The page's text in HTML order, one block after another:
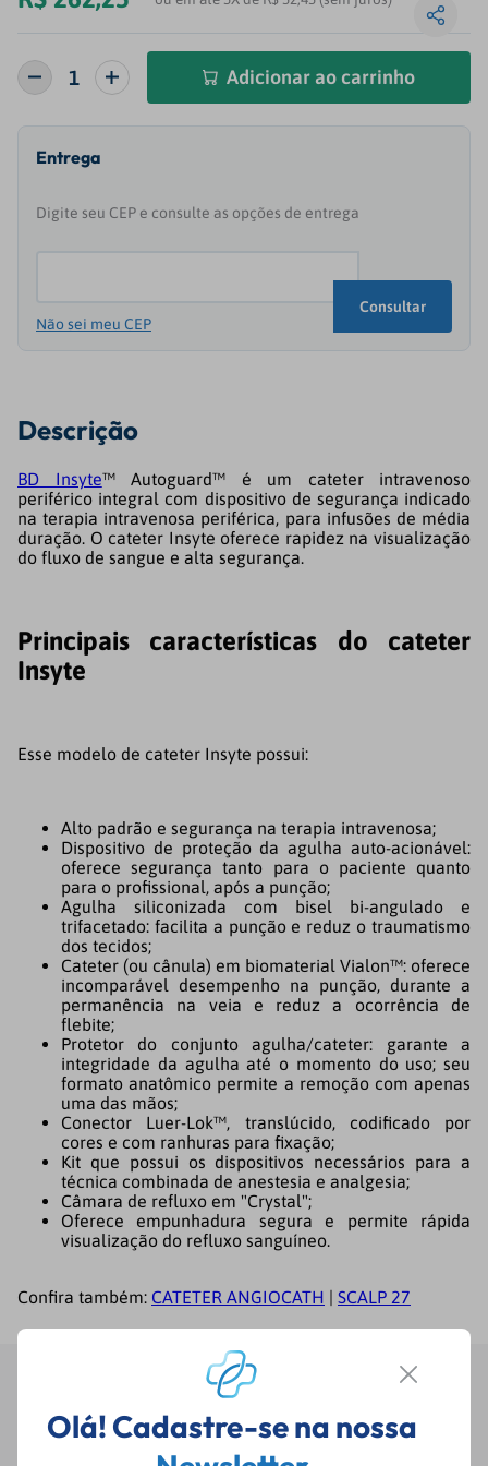
Olá! Cadastre-se na nossa
Adicionar ao carrinho
Não sei meu CEP
Descrição
BD Insyte™ Autoguard™ é um cateter intravenoso
periférico integral com dispositivo de segurança indicado
na terapia intravenosa periférica, para infusões de média
duração. O cateter Insyte oferece rapidez na visualização
do fluxo de sangue e alta segurança.
Principais características do cateter
Insyte
Esse modelo de cateter Insyte possui:
Alto padrão e segurança na terapia intravenosa;
Dispositivo de proteção da agulha auto-acionável:
oferece segurança tanto para o paciente quanto
para o profissional, após a punção;
Agulha siliconizada com bisel bi-angulado e
trifacetado: facilita a punção e reduz o traumatismo
dos tecidos;
Cateter (ou cânula) em biomaterial Vialon™: oferece
incomparável desempenho na punção, durante a
permanência na veia e reduz a ocorrência de
flebite;
Protetor do conjunto agulha/cateter: garante a
integridade da agulha até o momento do uso; seu
formato anatômico permite a remoção com apenas
uma das mãos;
Conector Luer-Lok™, translúcido, codificado por
cores e com ranhuras para fixação;
Kit que possui os dispositivos necessários para a
técnica combinada de anestesia e analgesia;
Câmara de refluxo em "Crystal";
Oferece empunhadura segura e permite rápida
visualização do refluxo sanguíneo.
Confira também: CATETER ANGIOCATH | SCALP 27
Avaliações